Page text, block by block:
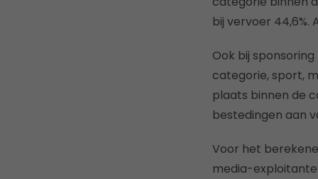
bij vervoer 44,6%.
Ook bij
categorie, sport,
plaats binnen de
bestedingen aan
Voor het
media-